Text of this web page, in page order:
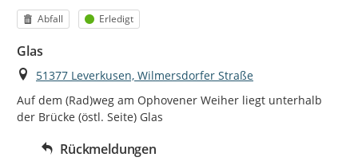
Kategorie
Abfall Status
Erledigt
Glas
Ort
51377 Leverkusen, Wilmersdorfer Straße
Auf dem (Rad)weg am Ophovener Weiher liegt unterhalb
der Brücke (östl. Seite) Glas
Rückmeldungen